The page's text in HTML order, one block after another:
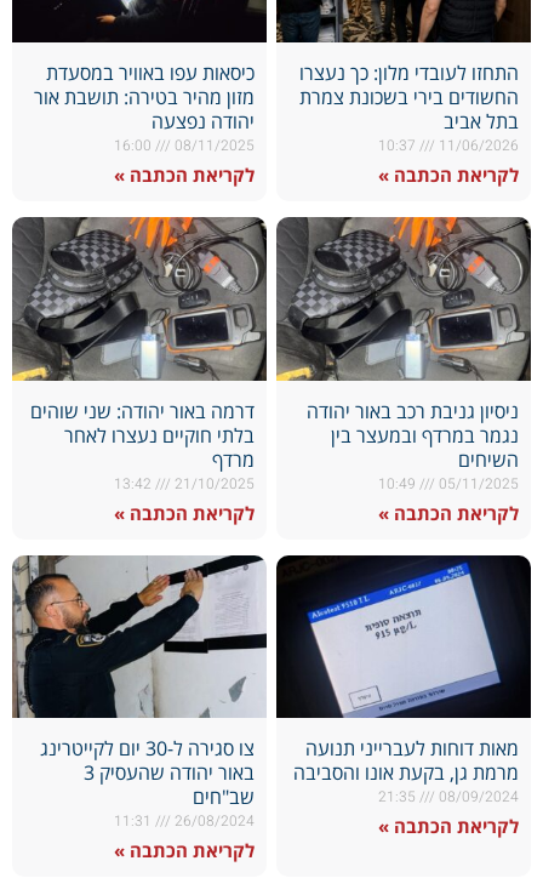
התחזו לעובדי מלון: כך נעצרו
החשודים בירי בשכונת צמרת
בתל אביב
11/06/2026
לקריאת הכתבה »
כיסאות עפו באוויר במסעדת
מזון מהיר בטירה: תושבת אור
יהודה נפצעה
08/11/2025
לקריאת הכתבה »
ניסיון גניבת רכב באור יהודה
נגמר במרדף ובמעצר בין
השיחים
05/11/2025
לקריאת הכתבה »
דרמה באור יהודה: שני שוהים
בלתי חוקיים נעצרו לאחר
מרדף
21/10/2025
לקריאת הכתבה »
מאות דוחות לעברייני תנועה
מרמת גן, בקעת אונו והסביבה
08/09/2024
לקריאת הכתבה »
צו סגירה ל-30 יום לקייטרינג
באור יהודה שהעסיק 3
שב"חים
26/08/2024
לקריאת הכתבה »